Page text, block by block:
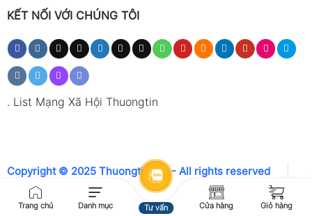
KẾT NỐI VỚI CHÚNG TÔI
. List Mạng Xã Hội Thuongtin
Copyright © 2025 Thuongtin.net - All rights reserved
Trang chủ Danh mục Tư vấn Cửa hàng Giỏ hàng